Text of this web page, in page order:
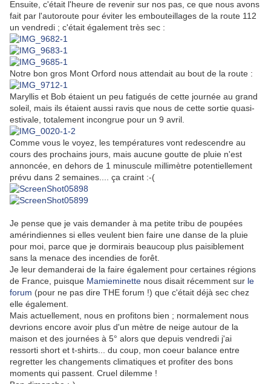
Ensuite, c'était l'heure de revenir sur nos pas, ce que nous avons
fait par l'autoroute pour éviter les embouteillages de la route 112
un vendredi ; c'était également très sec :
Notre bon gros Mont Orford nous attendait au bout de la route :
Maryllis et Bob étaient un peu fatigués de cette journée au grand
soleil, mais ils étaient aussi ravis que nous de cette sortie quasi-
estivale, totalement incongrue pour un 9 avril.
Comme vous le voyez, les températures vont redescendre au
cours des prochains jours, mais aucune goutte de pluie n'est
annoncée, en dehors de 1 minuscule millimètre potentiellement
prévu dans 2 semaines.... ça craint :-(
Je pense que je vais demander à ma petite tribu de poupées
amérindiennes si elles veulent bien faire une danse de la pluie
pour moi, parce que je dormirais beaucoup plus paisiblement
sans la menace des incendies de forêt.
Je leur demanderai de la faire également pour certaines régions
de France, puisque Mamieminette nous disait récemment sur le
forum (pour ne pas dire THE forum !) que c'était déjà sec chez
elle également.
Mais actuellement, nous en profitons bien ; normalement nous
devrions encore avoir plus d'un mètre de neige autour de la
maison et des journées à 5° alors que depuis vendredi j'ai
ressorti short et t-shirts... du coup, mon coeur balance entre
regretter les changements climatiques et profiter des bons
moments qui passent. Cruel dilemme !